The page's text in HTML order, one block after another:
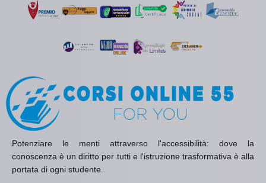
Potenziare le menti attraverso l'accessibilità: dove la
conoscenza è un diritto per tutti e l'istruzione trasformativa è alla
portata di ogni studente.